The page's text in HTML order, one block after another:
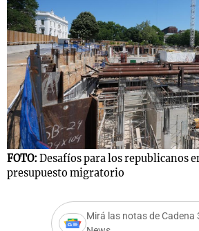
FOTO: Desafíos para los republicanos
presupuesto migratorio
Mirá las notas de Cadena